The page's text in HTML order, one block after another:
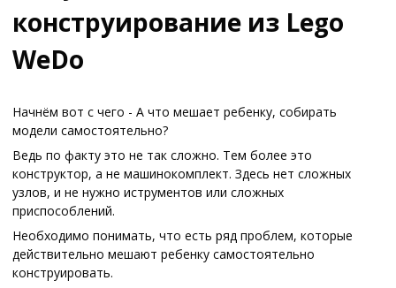
конструирование из Lego
WeDo
Начнём вот с чего - А что мешает ребенку, собирать
модели самостоятельно?
Ведь по факту это не так сложно. Тем более это
конструктор, а не машинокомплект. Здесь нет сложных
узлов, и не нужно иструментов или сложных
приспособлений.
Необходимо понимать, что есть ряд проблем, которые
действительно мешают ребенку самостоятельно
конструировать.